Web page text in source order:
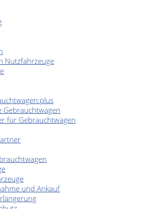
Nutzfahrzeuge
Gebrauchtwagen
für Gebrauchtwagen
und Ankauf